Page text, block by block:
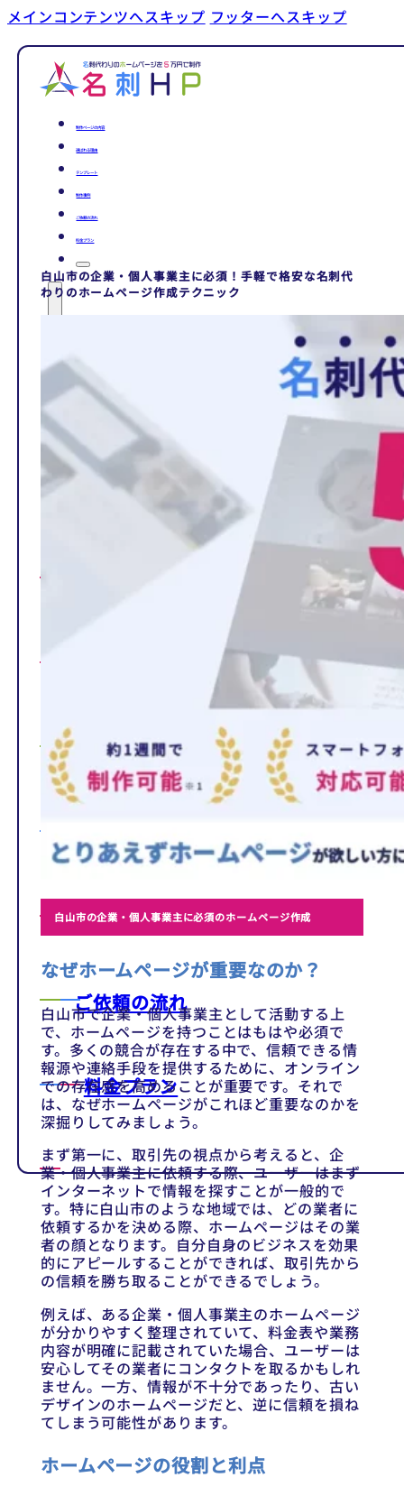
メインコンテンツへスキップ フッターへスキップ
制作ページの内容
選ばれる理由
テンプレート
制作事例
ご依頼の流れ
料金プラン
選ばれる理由
制作事例
ご依頼の流れ
料金プラン
白山市の企業・個人事業主に必須！手軽で格安な名刺代
わりのホームページ作成テクニック
白山市の企業・個人事業主に必須のホームページ作成
なぜホームページが重要なのか？
白山市で企業・個人事業主として活動する上
で、ホームページを持つことはもはや必須で
す。多くの競合が存在する中で、信頼できる情
報源や連絡手段を提供するために、オンライン
での存在感を高めることが重要です。それで
は、なぜホームページがこれほど重要なのかを
深掘りしてみましょう。
まず第一に、取引先の視点から考えると、企
業・個人事業主に依頼する際、ユーザーはまず
インターネットで情報を探すことが一般的で
す。特に白山市のような地域では、どの業者に
依頼するかを決める際、ホームページはその業
者の顔となります。自分自身のビジネスを効果
的にアピールすることができれば、取引先から
の信頼を勝ち取ることができるでしょう。
例えば、ある企業・個人事業主のホームページ
が分かりやすく整理されていて、料金表や業務
内容が明確に記載されていた場合、ユーザーは
安心してその業者にコンタクトを取るかもしれ
ません。一方、情報が不十分であったり、古い
デザインのホームページだと、逆に信頼を損ね
てしまう可能性があります。
ホームページの役割と利点